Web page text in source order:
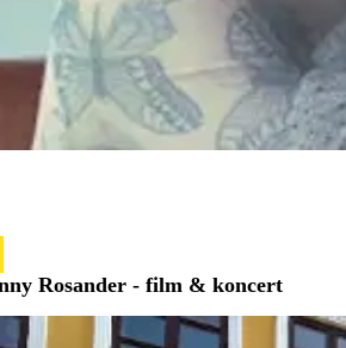
Rosander - film & koncert